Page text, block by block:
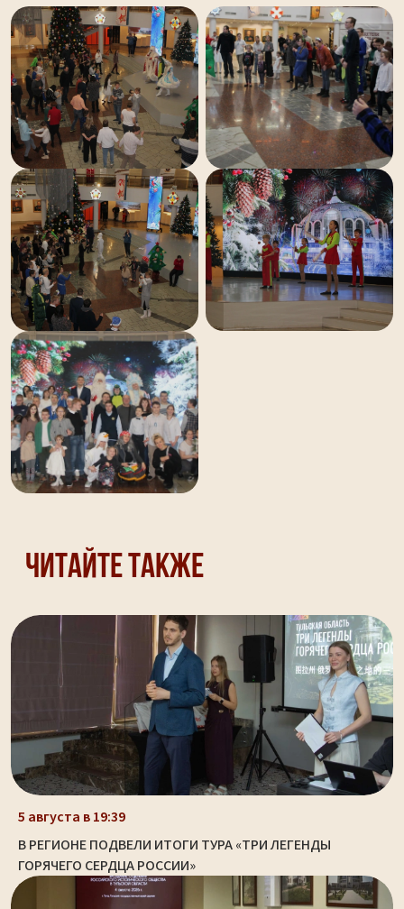
Читайте также
5 августа в 19:39
В РЕГИОНЕ ПОДВЕЛИ ИТОГИ ТУРА «ТРИ ЛЕГЕНДЫ
ГОРЯЧЕГО СЕРДЦА РОССИИ»